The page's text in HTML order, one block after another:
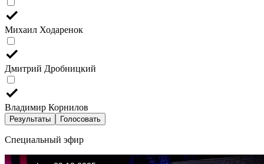
Михаил Ходаренок
Дмитрий Дробницкий
Владимир Корнилов
Результаты Голосовать
Специальный эфир